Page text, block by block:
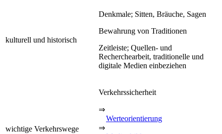
kulturell und historisch
Denkmale; Sitten, Bräuche, Sagen
Bewahrung von Traditionen
Zeitleiste; Quellen- und
Recherchearbeit, traditionelle und
digitale Medien einbeziehen
wichtige Verkehrswege
Verkehrssicherheit
⇒
Werteorientierung
⇒